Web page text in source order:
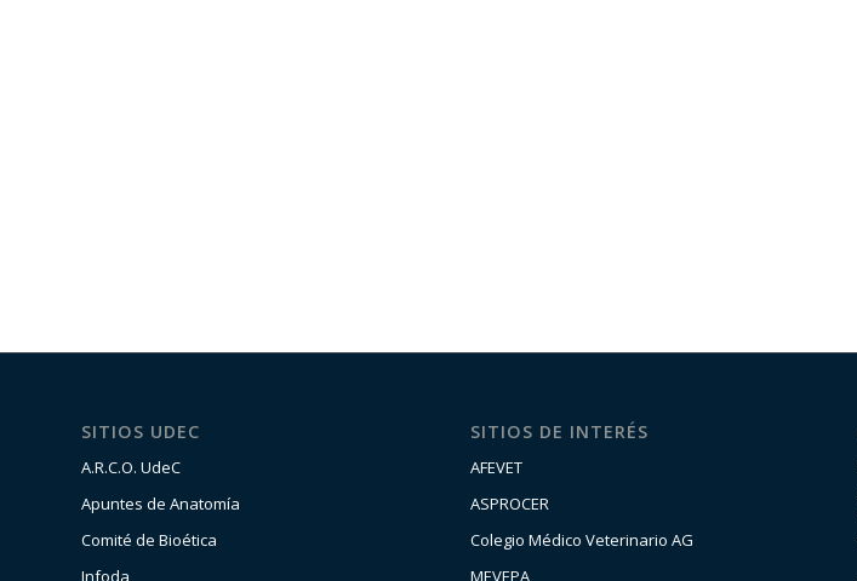
SITIOS UDEC
A.R.C.O. UdeC
Apuntes de Anatomía
Comité de Bioética
Infoda
SITIOS DE INTERÉS
AFEVET
ASPROCER
Colegio Médico Veterinario AG
MEVEPA